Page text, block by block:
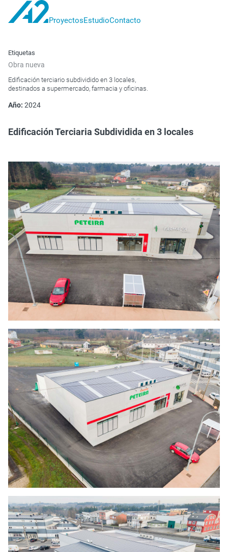
proyectos
ProyectosEstudioContacto
Etiquetas
Obra nueva
Edificación terciario subdividido en 3 locales,
destinados a supermercado, farmacia y oficinas.
Año: 2024
Edificación Terciaria Subdividida en 3 locales